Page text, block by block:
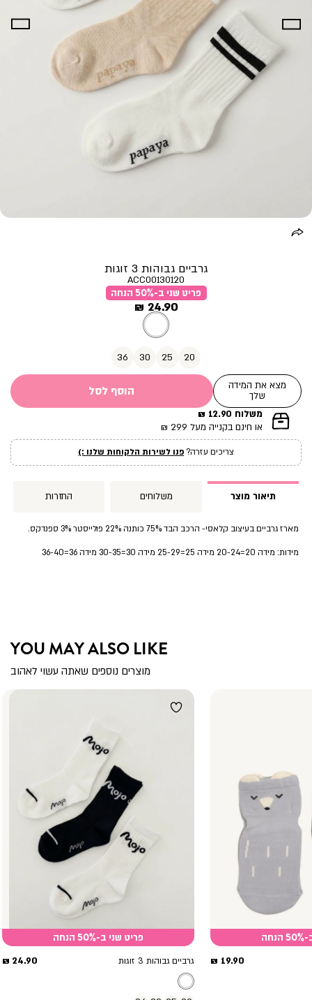
גרביים גבוהות 3 זוגות
ACC00130120
פריט שני ב-50% הנחה
מחיר
מוצר
24.90 ₪
20
25
30
36
מצא את המידה
שלך
הוסף לסל
|
תומך
עמוד
מוצר
משלוח 12.90 ₪
או חינם בקנייה מעל 299 ₪
צריכים עזרה?פנו לשירות הלקוחות שלנו :)
תיאור מוצר משלוחים החזרות
מארז גרביים בעיצוב קלאסי- הרכב הבד 75% כותנה 22% פולייסטר 3% ספנדקס.
מידות: מידה 20=20-24 מידה 25=25-29 מידה 30=30-35 מידה 36=36-40
YOU MAY ALSO LIKE
מוצרים נוספים שאתה עשוי לאהוב
מחיר
19.90 ₪
פריט שני ב-50% הנחה
גרביים גבוהות 3 זוגות
מחיר
24.90 ₪